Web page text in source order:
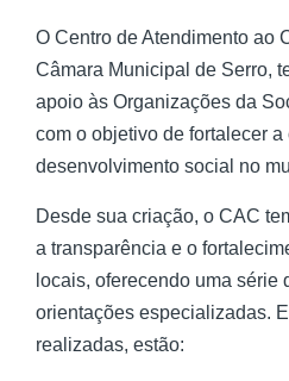
O Centro de Atendimento ao
Câmara Municipal de Serro,
apoio às Organizações da
com o objetivo de fortalecer
desenvolvimento social no
Desde sua criação, o CAC
a transparência e o
locais, oferecendo uma série
orientações especializadas.
realizadas, estão: